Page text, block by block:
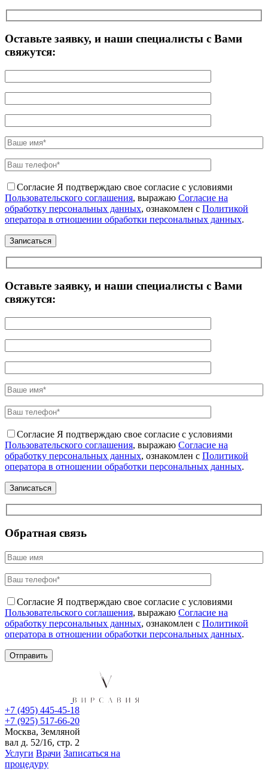
Оставьте заявку, и наши специалисты с Вами
свяжутся:
Согласие Я подтверждаю свое согласие с условиями
Пользовательского соглашения, выражаю Согласие на
обработку персональных данных, ознакомлен с Политикой
оператора в отношении обработки персональных данных.
Оставьте заявку, и наши специалисты с Вами
свяжутся:
Согласие Я подтверждаю свое согласие с условиями
Пользовательского соглашения, выражаю Согласие на
обработку персональных данных, ознакомлен с Политикой
оператора в отношении обработки персональных данных.
Обратная связь
Согласие Я подтверждаю свое согласие с условиями
Пользовательского соглашения, выражаю Согласие на
обработку персональных данных, ознакомлен с Политикой
оператора в отношении обработки персональных данных.
+7 (495) 445-45-18
+7 (925) 517-66-20
Москва, Земляной
вал д. 52/16, стр. 2
Услуги Врачи Записаться на
процедуру